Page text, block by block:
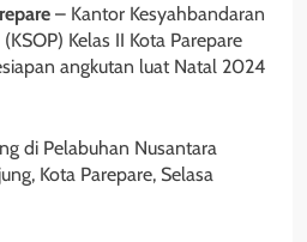
– Kantor Kesyahbandaran
Kelas II Kota Parepare
angkutan luat Natal 2024
di Pelabuhan Nusantara
Kota Parepare, Selasa